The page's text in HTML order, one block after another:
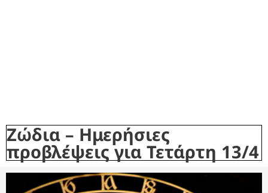
Ζώδια – Ημερήσιες
προβλέψεις για Τετάρτη 13/4